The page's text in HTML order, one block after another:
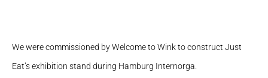
We were commissioned by Welcome to Wink to construct Just
Eat’s exhibition stand during Hamburg Internorga.